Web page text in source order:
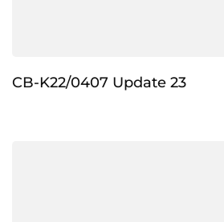
CB-K22/0407 Update 23